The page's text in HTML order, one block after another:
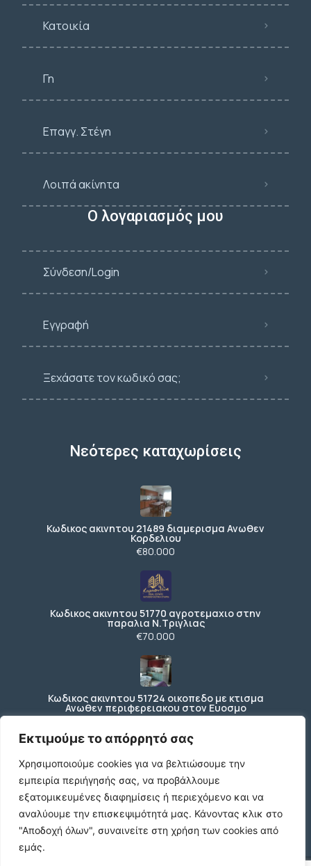
Εκτιμούμε το απόρρητό σας
Χρησιμοποιούμε cookies για να βελτιώσουμε την
εμπειρία περιήγησής σας, να προβάλλουμε
εξατομικευμένες διαφημίσεις ή περιεχόμενο και να
αναλύουμε την επισκεψιμότητά μας. Κάνοντας κλικ στο
"Αποδοχή όλων", συναινείτε στη χρήση των cookies από
εμάς.
Κατοικία
Γη
Επαγγ. Στέγη
Λοιπά ακίνητα
Ο λογαριασμός μου
Σύνδεση/Login
Εγγραφή
Ξεχάσατε τον κωδικό σας;
Νεότερες καταχωρίσεις
Κωδικος ακινητου 21489 διαμερισμα Ανωθεν
Κορδελιου
€80.000
Κωδικος ακινητου 51770 αγροτεμαχιο στην
παραλια Ν.Τριγλιας
€70.000
Κωδικος ακινητου 51724 οικοπεδο με κτισμα
Ανωθεν περιφερειακου στον Ευοσμο
Ενοικιάζεται ισόγειο κατάστημα 200 τ.μ. με
197 τ.μ. εξωτερικό χώρο ΚΩΔ4270
€3.000 /μήνα